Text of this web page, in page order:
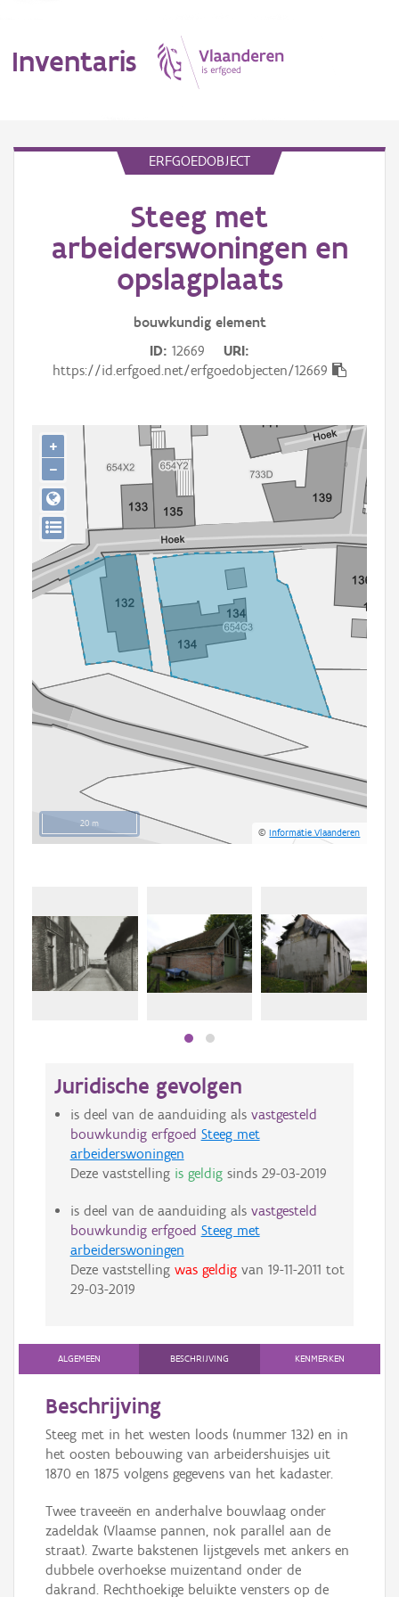
Inventaris
Aanduidingsobject
Gebeurtenis
Downloads
Hergebruik
Aanmelden
ERFGOEDOBJECT
Steeg met
arbeiderswoningen en
opslagplaats
bouwkundig element
ID 12669
URI
https://id.erfgoed.net/erfgoedobjecten/12669
20 m
©Informatie Vlaanderen
+
−
Juridische gevolgen
is deel van de aanduiding als vastgesteld
bouwkundig erfgoed Steeg met
arbeiderswoningen
Deze vaststelling is geldigsinds 29-03-2019
is deel van de aanduiding als vastgesteld
bouwkundig erfgoed Steeg met
arbeiderswoningen
Deze vaststelling was geldigvan 19-11-2011 tot
29-03-2019
ALGEMEEN BESCHRIJVING KENMERKEN
Beschrijving
Steeg met in het westen loods (nummer 132) en in
het oosten bebouwing van arbeidershuisjes uit
1870 en 1875 volgens gegevens van het kadaster.
Twee traveeën en anderhalve bouwlaag onder
zadeldak (Vlaamse pannen, nok parallel aan de
straat). Zwarte bakstenen lijstgevels met ankers en
dubbele overhoekse muizentand onder de
dakrand. Rechthoekige beluikte vensters op de